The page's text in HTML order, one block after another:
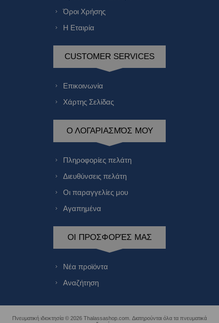
Όροι Χρήσης
Η Εταιρία
CUSTOMER SERVICES
Επικοινωνία
Χάρτης Σελίδας
Ο ΛΟΓΑΡΙΑΣΜΌΣ ΜΟΥ
Πληροφορίες πελάτη
Διευθύνσεις πελάτη
Οι παραγγελίες μου
Αγαπημένα
ΟΙ ΠΡΟΣΦΟΡΈΣ ΜΑΣ
Νέα προϊόντα
Αναζήτηση
Πνευματική ιδιοκτησία © 2026 Thalassashop.com. Διατηρούνται όλα τα πνευματικά